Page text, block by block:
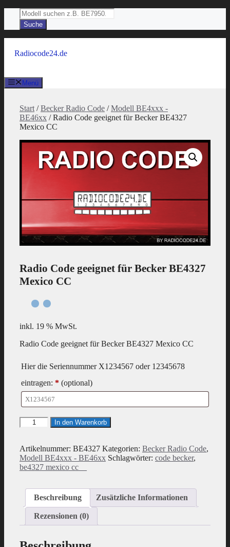
Inhalt
springen
Products
search
Suche
Radiocode24.de
Menü
Start /Becker Radio Code /Modell BE4xxx -
BE46xx / Radio Code geeignet für Becker BE4327
Mexico CC
Radio Code geeignet für Becker BE4327
Mexico CC
inkl. 19 % MwSt.
Radio Code geeignet für Becker BE4327 Mexico CC
Hier die Seriennummer X1234567 oder 12345678
eintragen: * (optional)
Radio
Code
für
Becker
BE4327
Menge
In den Warenkorb
Artikelnummer: BE4327 Kategorien: Becker Radio Code,
Modell BE4xxx - BE46xx Schlagwörter: code becker,
be4327 mexico cc__
Beschreibung Zusätzliche Informationen
Rezensionen (0)